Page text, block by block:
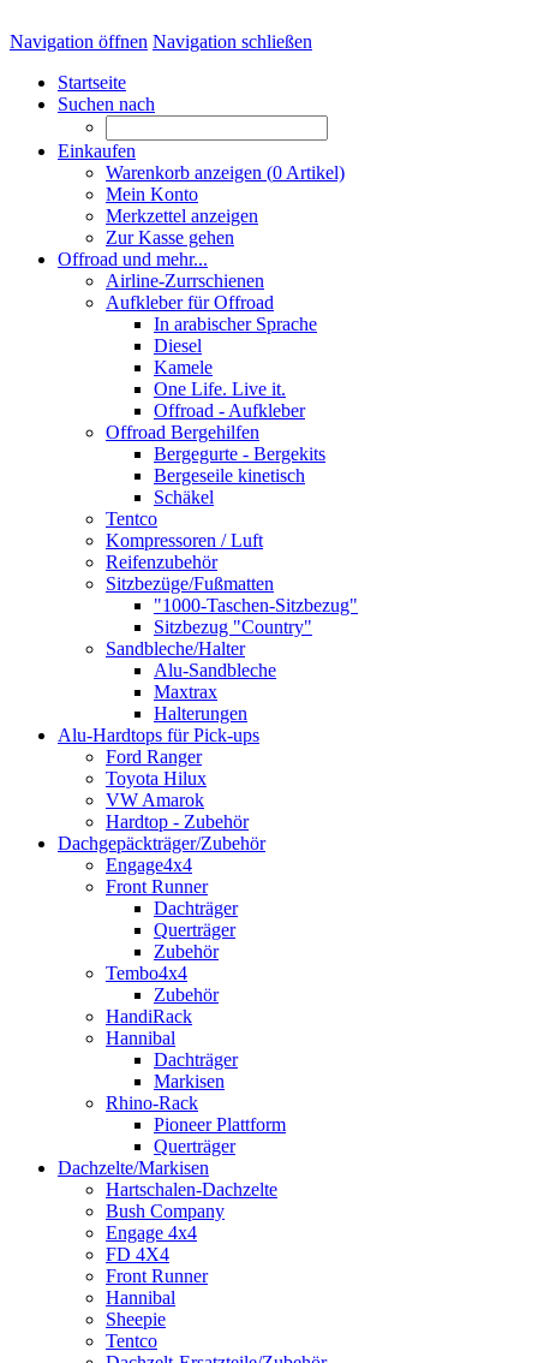
Navigation öffnen Navigation schließen
Startseite
Suchen nach
Einkaufen
Warenkorb anzeigen (0 Artikel)
Mein Konto
Merkzettel anzeigen
Zur Kasse gehen
Offroad und mehr...
Airline-Zurrschienen
Aufkleber für Offroad
In arabischer Sprache
Diesel
Kamele
One Life. Live it.
Offroad - Aufkleber
Offroad Bergehilfen
Bergegurte - Bergekits
Bergeseile kinetisch
Schäkel
Tentco
Kompressoren / Luft
Reifenzubehör
Sitzbezüge/Fußmatten
"1000-Taschen-Sitzbezug"
Sitzbezug "Country"
Sandbleche/Halter
Alu-Sandbleche
Maxtrax
Halterungen
Alu-Hardtops für Pick-ups
Ford Ranger
Toyota Hilux
VW Amarok
Hardtop - Zubehör
Dachgepäckträger/Zubehör
Engage4x4
Front Runner
Dachträger
Querträger
Zubehör
Tembo4x4
Zubehör
HandiRack
Hannibal
Dachträger
Markisen
Rhino-Rack
Pioneer Plattform
Querträger
Dachzelte/Markisen
Hartschalen-Dachzelte
Bush Company
Engage 4x4
FD 4X4
Front Runner
Hannibal
Sheepie
Tentco